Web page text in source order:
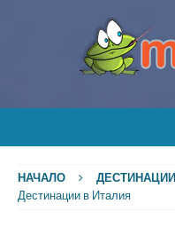
НАЧАЛО ДЕСТИНАЦИИ
Дестинации в Италия